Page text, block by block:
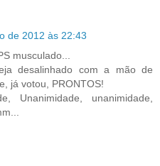
de 2012 às 22:43
musculado...
desalinhado com a mão de
já votou, PRONTOS!
Unanimidade, unanimidade,